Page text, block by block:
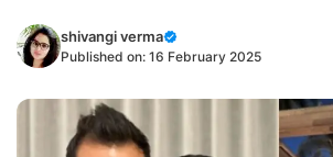
shivangi verma
Published on: 16 February 2025